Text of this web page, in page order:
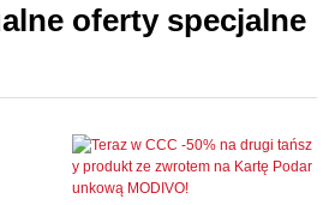
oferty specjalne